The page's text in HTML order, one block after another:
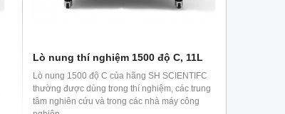
Lò nung thí nghiệm 1500 độ C, 11L
Lò nung 1500 độ C của hãng SH SCIENTIFC
thường được dùng trong thí nghiệm, các trung
tâm nghiên cứu và trong các nhà máy công